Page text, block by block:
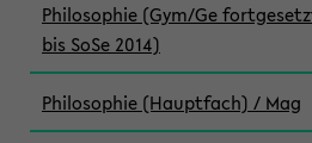
Philosophie (Gym/Ge
bis SoSe 2014)
Philosophie (Hauptfach) / Mag